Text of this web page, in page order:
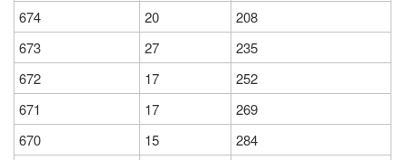
674
20
208
673
27
235
672
17
252
671
17
269
670
15
284